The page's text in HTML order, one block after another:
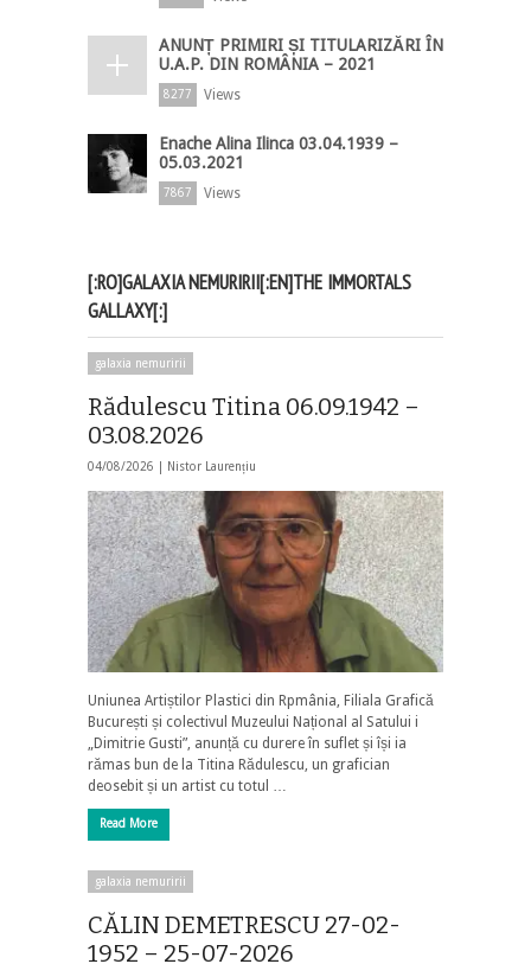
ANUNȚ PRIMIRI ȘI TITULARIZĂRI ÎN
U.A.P. DIN ROMÂNIA – 2021
8277 Views
Enache Alina Ilinca 03.04.1939 –
05.03.2021
7867 Views
[:RO]GALAXIA NEMURIRII[:EN]THE IMMORTALS
GALLAXY[:]
galaxia nemuririi
Rădulescu Titina 06.09.1942 –
03.08.2026
04/08/2026 | Nistor Laurențiu
Uniunea Artiștilor Plastici din Rpmânia, Filiala Grafică
București și colectivul Muzeului Național al Satului i
„Dimitrie Gusti”, anunță cu durere în suflet și își ia
rămas bun de la Titina Rădulescu, un grafician
deosebit și un artist cu totul …
Read More
galaxia nemuririi
CĂLIN DEMETRESCU 27-02-
1952 – 25-07-2026